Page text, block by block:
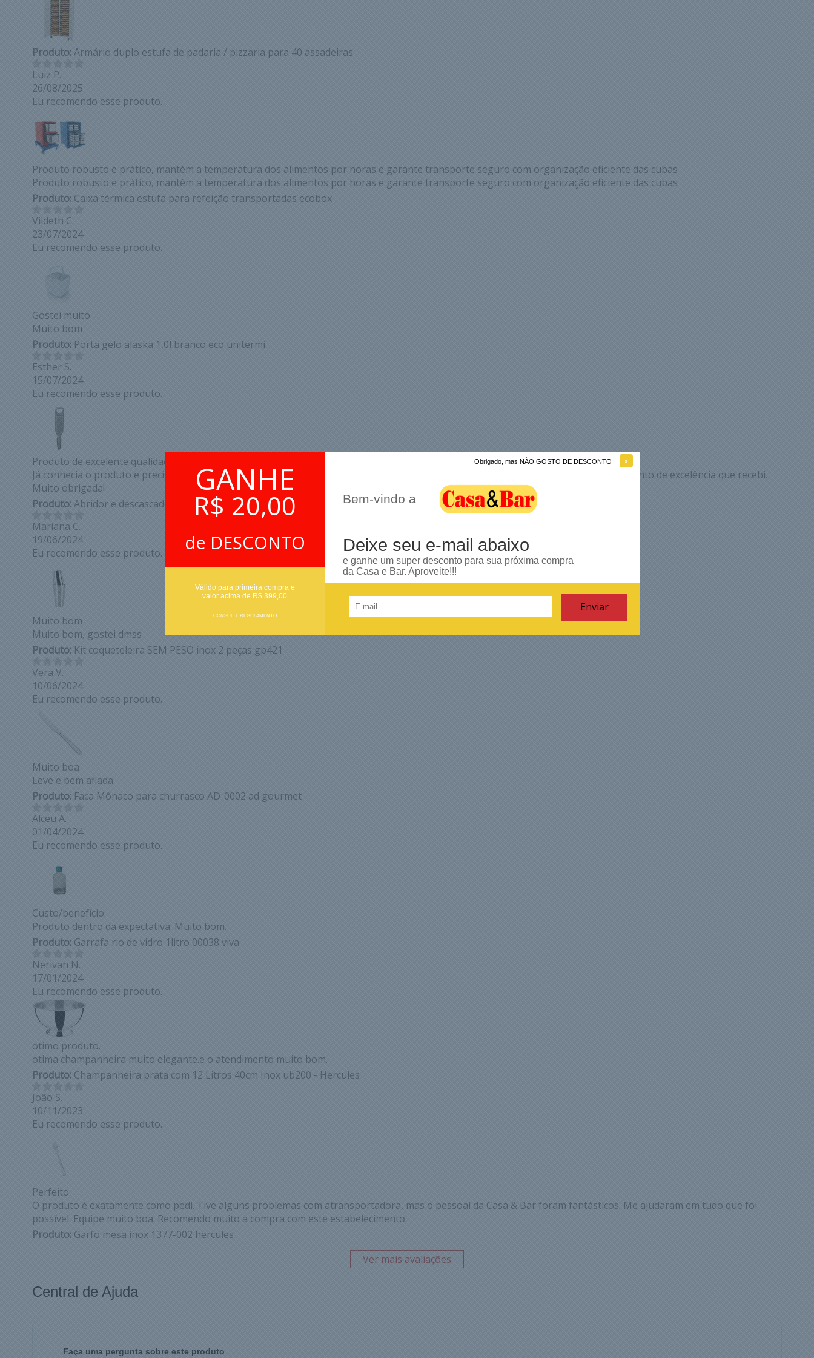
Obrigado, mas NÃO GOSTO DE DESCONTO
GANHE
R$ 20,00
de DESCONTO
Válido para primeira compra e
valor acima de R$ 399,00
CONSULTE REGULAMENTO
Bem-vindo a
Deixe seu e-mail abaixo
e ganhe um super desconto para sua próxima compra
da Casa e Bar. Aproveite!!!
Produto:Armário duplo estufa de padaria / pizzaria para 40 assadeiras
Luiz P.
26/08/2025
Eu recomendo esse produto.
Produto robusto e prático, mantém a temperatura dos alimentos por horas e garante transporte seguro com organização eficiente das cubas
Produto robusto e prático, mantém a temperatura dos alimentos por horas e garante transporte seguro com organização eficiente das cubas
Produto: Caixa térmica estufa para refeição transportadas ecobox
Vildeth C.
23/07/2024
Eu recomendo esse produto.
Gostei muito
Muito bom
Produto: Porta gelo alaska 1,0l branco eco unitermi
Esther S.
15/07/2024
Eu recomendo esse produto.
Produto de excelente qualidade!
Já conhecia o produto e precisava de outro para minha mãe e irmã. Encontrei nesse site e pude adquirí-lo. Quero registrar o atendimento de excelência que recebi.
Muito obrigada!
Produto:Abridor e descascador multinações 5 em 1- Kinbar
Mariana C.
19/06/2024
Eu recomendo esse produto.
Muito bom
Muito bom, gostei dmss
Produto: Kit coqueteleira SEM PESO inox 2 peças gp421
Vera V.
10/06/2024
Eu recomendo esse produto.
Muito boa
Leve e bem afiada
Produto: Faca Mônaco para churrasco AD-0002 ad gourmet
Alceu A.
01/04/2024
Eu recomendo esse produto.
Custo/benefício.
Produto dentro da expectativa. Muito bom.
Produto: Garrafa rio de vidro 1litro 00038 viva
Nerivan N.
17/01/2024
Eu recomendo esse produto.
otimo produto.
otima champanheira muito elegante.e o atendimento muito bom.
Produto: Champanheira prata com 12 Litros 40cm Inox ub200 - Hercules
João S.
10/11/2023
Eu recomendo esse produto.
Perfeito
O produto é exatamente como pedi. Tive alguns problemas com atransportadora, mas o pessoal da Casa & Bar foram fantásticos. Me ajudaram em tudo que foi
possível. Equipe muito boa. Recomendo muito a compra com este estabelecimento.
Produto: Garfo mesa inox 1377-002 hercules
Ver mais avaliações
Central de Ajuda
Faça uma pergunta sobre este produto